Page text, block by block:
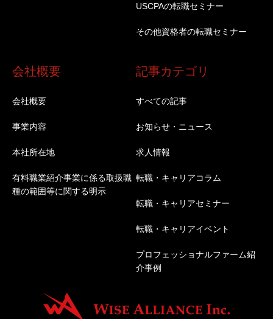
USCPAの転職セミナー
その他資格者の転職セミナー
会社概要
会社概要
事業内容
本社所在地
有料職業紹介事業に係る取扱職
種の範囲等に関する明示
記事カテゴリ
すべての記事
お知らせ・ニュース
求人情報
転職・キャリアコラム
転職・キャリアセミナー
転職・キャリアイベント
プロフェッショナルファーム紹
介事例